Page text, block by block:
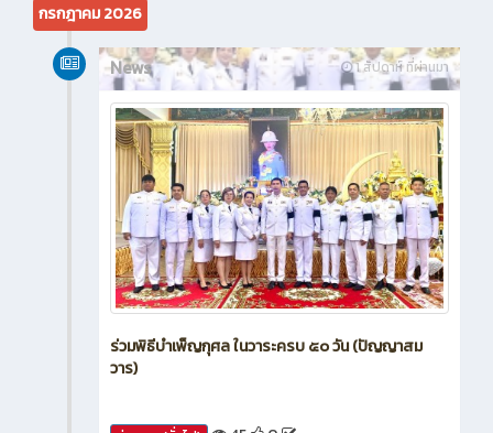
กรกฎาคม 2026
1 สัปดาห์ ที่ผ่านมา
News
ร่วมพิธีบำเพ็ญกุศล ในวาระครบ ๕๐ วัน (ปัญญาสม
วาร)